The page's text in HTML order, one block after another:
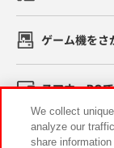
ゲーム機をさ
スマホ・PC
イベント・キ
We collect
analyze our
share